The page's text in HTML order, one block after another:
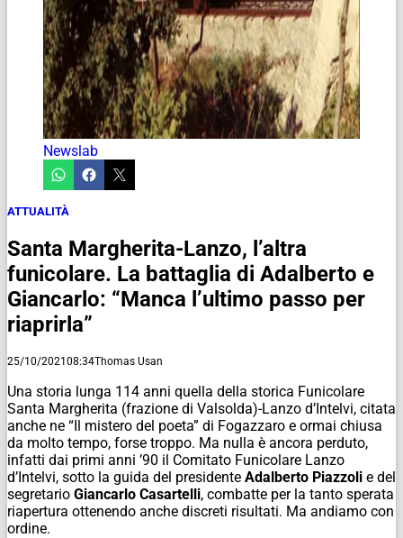
Newslab
ATTUALITÀ
Santa Margherita-Lanzo, l’altra
funicolare. La battaglia di Adalberto e
Giancarlo: “Manca l’ultimo passo per
riaprirla”
25/10/202108:34Thomas Usan
Una storia lunga 114 anni quella della storica Funicolare
Santa Margherita (frazione di Valsolda)-Lanzo d’Intelvi, citata
anche ne “Il mistero del poeta” di Fogazzaro e ormai chiusa
da molto tempo, forse troppo. Ma nulla è ancora perduto,
infatti dai primi anni ’90 il Comitato Funicolare Lanzo
d’Intelvi, sotto la guida del presidente Adalberto Piazzoli e del
segretario Giancarlo Casartelli, combatte per la tanto sperata
riapertura ottenendo anche discreti risultati. Ma andiamo con
ordine.